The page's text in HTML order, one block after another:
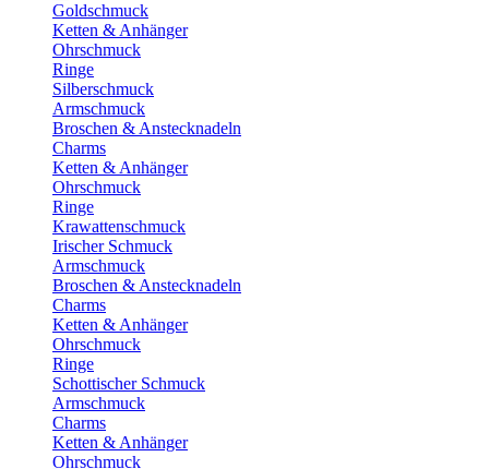
Goldschmuck
Ketten & Anhänger
Ohrschmuck
Ringe
Silberschmuck
Armschmuck
Broschen & Anstecknadeln
Charms
Ketten & Anhänger
Ohrschmuck
Ringe
Krawattenschmuck
Irischer Schmuck
Armschmuck
Broschen & Anstecknadeln
Charms
Ketten & Anhänger
Ohrschmuck
Ringe
Schottischer Schmuck
Armschmuck
Charms
Ketten & Anhänger
Ohrschmuck